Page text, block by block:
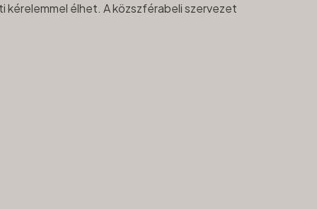
kérelemmel élhet. A közszférabeli szervezet